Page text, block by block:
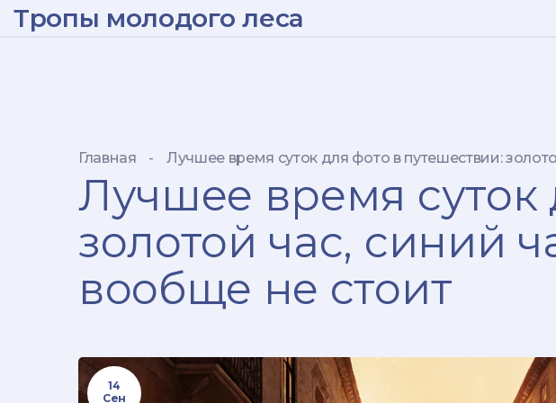
Тропы молодого леса
Главная - Лучшее время суток для фото в путешествии:
Лучшее время суток
золотой час, синий
вообще не стоит
14
Сен